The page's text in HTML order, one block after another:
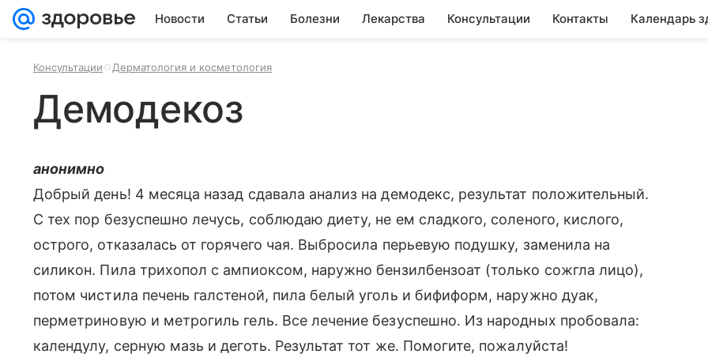
Новости Статьи Болезни Лекарства Консультации Контакты Календарь
Консультации Дерматология и косметология
Демодекоз
анонимно
Добрый день! 4 месяца назад сдавала анализ на демодекс, результат положительный.
С тех пор безуспешно лечусь, соблюдаю диету, не ем сладкого, соленого, кислого,
острого, отказалась от горячего чая. Выбросила перьевую подушку, заменила на
силикон. Пила трихопол с ампиоксом, наружно бензилбензоат (только сожгла лицо),
потом чистила печень галстеной, пила белый уголь и бифиформ, наружно дуак,
перметриновую и метрогиль гель. Все лечение безуспешно. Из народных пробовала:
календулу, серную мазь и деготь. Результат тот же. Помогите, пожалуйста!